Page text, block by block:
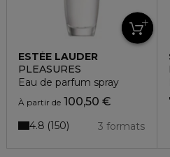
ESTÉE LAUDER
PLEASURES
Eau de parfum spray
À partir de 100,50 €
3 formats
4.8 150